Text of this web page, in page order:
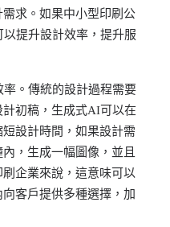
求。如果中小型印刷公
提升設計效率，提升服
。傳統的設計過程需要
初稿，生成式AI可以在
設計時間，如果設計需
，生成一幅圖像，並且
企業來說，這意味可以
客戶提供多種選擇，加